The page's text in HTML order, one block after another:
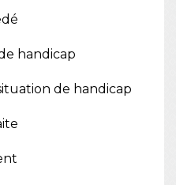
handicap
de handicap